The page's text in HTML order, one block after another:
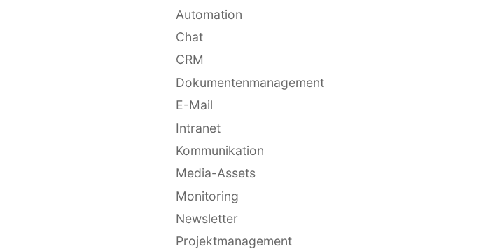
Automation
Chat
CRM
Dokumentenmanagement
E-Mail
Intranet
Kommunikation
Media-Assets
Monitoring
Newsletter
Projektmanagement